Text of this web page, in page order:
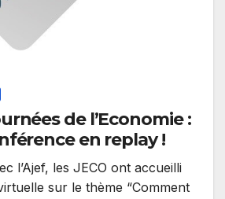
de l’Economie :
en replay !
l’Ajef, les JECO ont accueilli
sur le thème “Comment